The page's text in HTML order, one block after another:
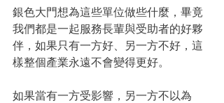
銀色大門想為這些單位做些什麼，畢竟
我們都是一起服務長輩與受助者的好夥
伴，如果只有一方好、另一方不好，這
樣整個產業永遠不會變得更好。
如果當有一方受影響，另一方不以為